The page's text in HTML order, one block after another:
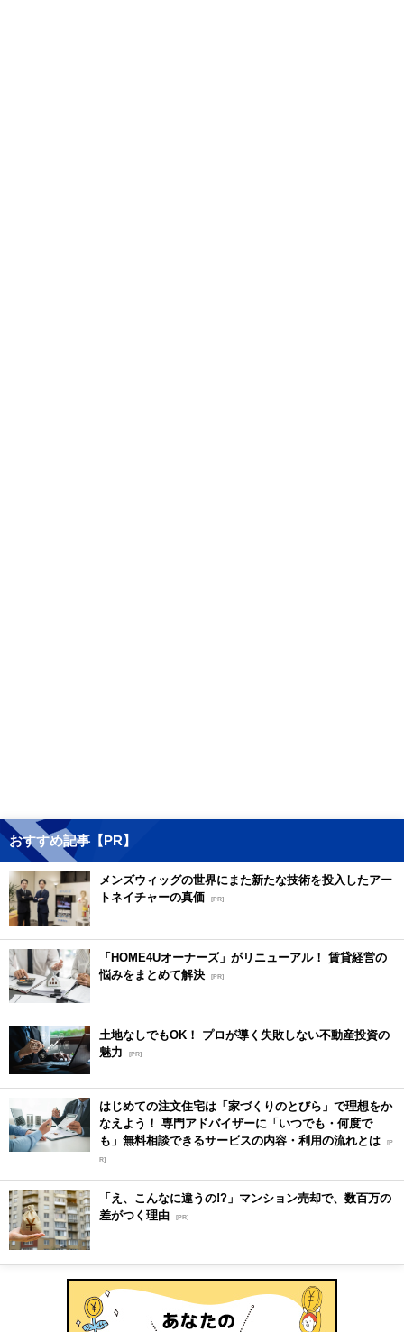
おすすめ記事【PR】
メンズウィッグの世界にまた新たな技術を投入したアー
トネイチャーの真価 [PR]
「HOME4Uオーナーズ」がリニューアル！ 賃貸経営の
悩みをまとめて解決 [PR]
土地なしでもOK！ プロが導く失敗しない不動産投資の
魅力
[PR]
はじめての注文住宅は「家づくりのとびら」で理想をか
なえよう！ 専門アドバイザーに「いつでも・何度で
も」無料相談できるサービスの内容・利用の流れとは [P
R]
「え、こんなに違うの!?」マンション売却で、数百万の
差がつく理由 [PR]